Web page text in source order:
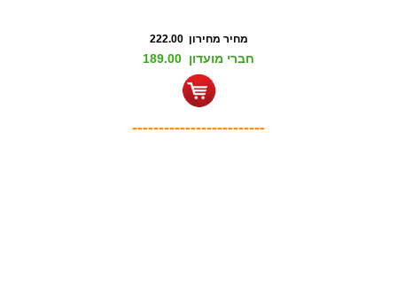
מחיר מחירון 222.00
חברי מועדון 189.00
-------------------------